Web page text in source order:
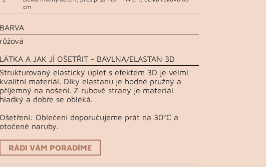
cm
BARVA
růžová
LÁTKA A JAK JÍ OŠETŘIT - BAVLNA/ELASTAN 3D
Strukturovaný elastický úplet s efektem 3D je velmi
kvalitní materiál. Díky elastanu je hodně pružný a
příjemný na nošení. Z rubové strany je materiál
hladký a dobře se obléká.
Ošetření: Oblečení doporučujeme prát na 30°C a
otočené naruby.
RÁDI VÁM PORADÍME